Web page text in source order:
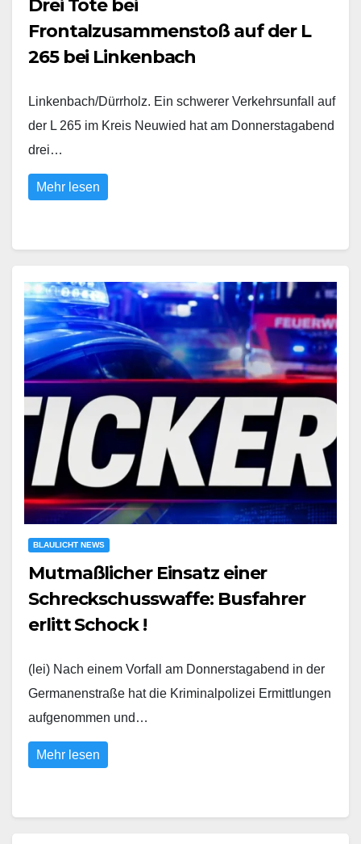
Drei Tote bei
Frontalzusammenstoß auf der L
265 bei Linkenbach
Linkenbach/Dürrholz. Ein schwerer Verkehrsunfall auf
der L 265 im Kreis Neuwied hat am Donnerstagabend
drei…
Mehr lesen
BLAULICHT NEWS
Mutmaßlicher Einsatz einer
Schreckschusswaffe: Busfahrer
erlitt Schock !
(lei) Nach einem Vorfall am Donnerstagabend in der
Germanenstraße hat die Kriminalpolizei Ermittlungen
aufgenommen und…
Mehr lesen